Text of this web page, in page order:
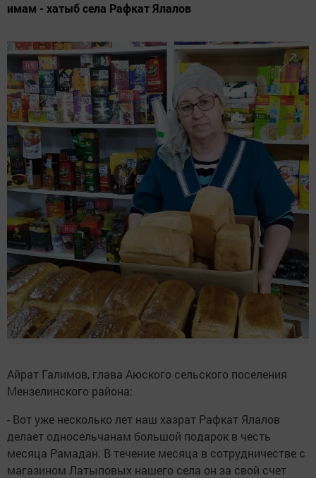
имам - хатыб села Рафкат Ялалов
Айрат Галимов, глава Аюского сельского поселения
Мензелинского района:
- Вот уже несколько лет наш хазрат Рафкат Ялалов
делает односельчанам большой подарок в честь
месяца Рамадан. В течение месяца в сотрудничестве с
магазином Латыповых нашего села он за свой счет